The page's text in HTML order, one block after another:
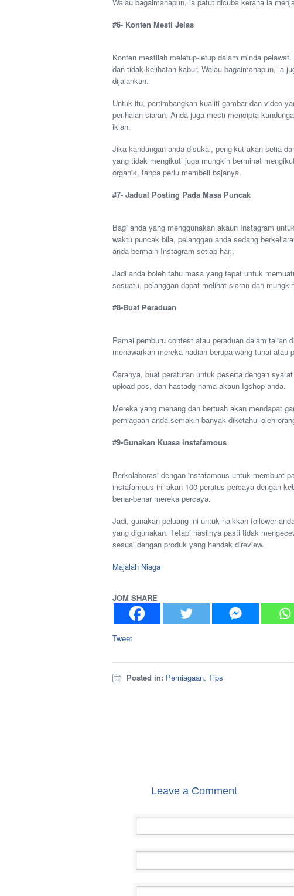
#6- Konten Mesti Jelas
Konten mestilah meletup-letup dalam minda
dan tidak kelihatan kabur. Walau bagaimanapun, ia
dijalankan.
Untuk itu, pertimbangkan kualiti gambar dan video
perihalan siaran. Anda juga mesti mencipta
iklan.
Jika kandungan anda disukai, pengikut akan setia
yang tidak mengikuti juga mungkin berminat
organik, tanpa perlu membeli bajanya.
#7- Jadual Posting Pada Masa Puncak
Bagi anda yang menggunakan akaun Instagram
waktu puncak bila, pelanggan anda sedang
anda bermain Instagram setiap hari.
Jadi anda boleh tahu masa yang tepat untuk
sesuatu, pelanggan dapat melihat siaran dan
#8-Buat Peraduan
Ramai pemburu contest atau peraduan dalam talian
menawarkan mereka hadiah berupa wang tunai
Caranya, buat peraturan untuk peserta dengan
upload pos, dan hastadg nama akaun Igshop anda.
Mereka yang menang dan bertuah akan mendapat
perniagaan anda semakin banyak diketahui oleh
#9-Gunakan Kuasa Instafamous
Berkolaborasi dengan instafamous untuk membuat
instafamous ini akan 100 peratus percaya dengan
benar-benar mereka percaya.
Jadi, gunakan peluang ini untuk naikkan follower
yang digunakan. Tetapi hasilnya pasti tidak
sesuai dengan produk yang hendak direview.
Majalah Niaga
JOM SHARE
Tweet
Posted in: Perniagaan, Tips
Leave a Comment